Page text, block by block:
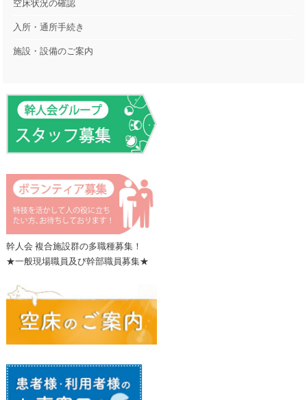
空床状況の確認
入所・通所手続き
施設・設備のご案内
幹人会 複合施設群の多職種募集！
★一般現場職員及び幹部職員募集★